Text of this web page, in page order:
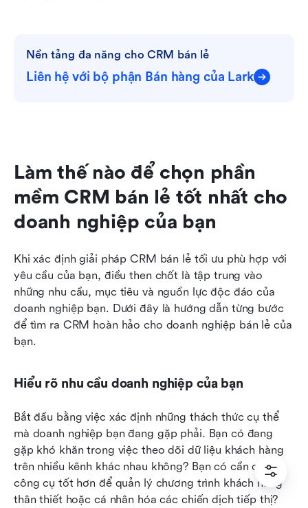
Nền tảng đa năng cho CRM bán lẻ
Liên hệ với bộ phận Bán hàng của Lark
Làm thế nào để chọn phần
mềm CRM bán lẻ tốt nhất cho
doanh nghiệp của bạn
Khi xác định giải pháp CRM bán lẻ tối ưu phù hợp với
yêu cầu của bạn, điều then chốt là tập trung vào
những nhu cầu, mục tiêu và nguồn lực độc đáo của
doanh nghiệp bạn. Dưới đây là hướng dẫn từng bước
để tìm ra CRM hoàn hảo cho doanh nghiệp bán lẻ của
bạn.
Hiểu rõ nhu cầu doanh nghiệp của bạn
Bắt đầu bằng việc xác định những thách thức cụ thể
mà doanh nghiệp bạn đang gặp phải. Bạn có đang
gặp khó khăn trong việc theo dõi dữ liệu khách hàng
trên nhiều kênh khác nhau không? Bạn có cần các
công cụ tốt hơn để quản lý chương trình khách hàng
thân thiết hoặc cá nhân hóa các chiến dịch tiếp thị?